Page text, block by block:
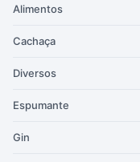
Alimentos
Cachaça
Diversos
Espumante
Gin